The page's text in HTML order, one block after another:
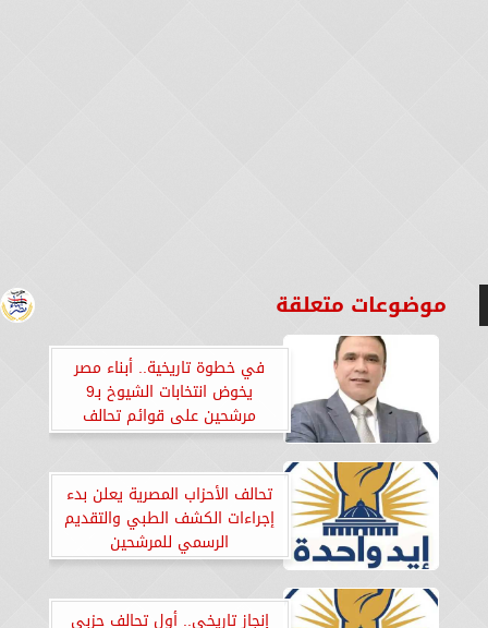
موضوعات متعلقة
في خطوة تاريخية.. أبناء مصر
يخوض انتخابات الشيوخ بـ9
مرشحين على قوائم تحالف
يغطي كل المحافظات
تحالف الأحزاب المصرية يعلن بدء
إجراءات الكشف الطبي والتقديم
الرسمي للمرشحين
إنجاز تاريخي.. أول تحالف حزبي